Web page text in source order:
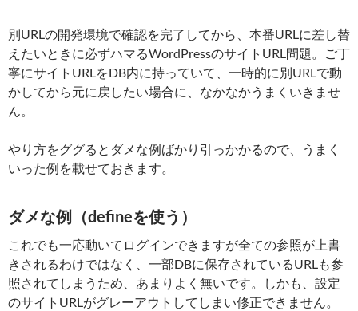
別URLの開発環境で確認を完了してから、本番URLに差し替
えたいときに必ずハマるWordPressのサイトURL問題。ご丁
寧にサイトURLをDB内に持っていて、一時的に別URLで動
かしてから元に戻したい場合に、なかなかうまくいきませ
ん。
やり方をググるとダメな例ばかり引っかかるので、うまく
いった例を載せておきます。
ダメな例（defineを使う）
これでも一応動いてログインできますが全ての参照が上書
きされるわけではなく、一部DBに保存されているURLも参
照されてしまうため、あまりよく無いです。しかも、設定
のサイトURLがグレーアウトしてしまい修正できません。